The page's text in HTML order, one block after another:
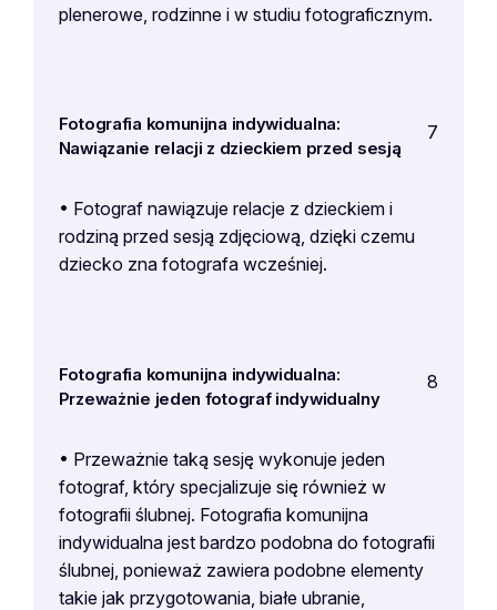
plenerowe, rodzinne i w studiu fotograficznym.
Fotografia komunijna indywidualna:
Nawiązanie relacji z dzieckiem przed sesją
7
• Fotograf nawiązuje relacje z dzieckiem i
rodziną przed sesją zdjęciową, dzięki czemu
dziecko zna fotografa wcześniej.
Fotografia komunijna indywidualna:
Przeważnie jeden fotograf indywidualny
8
• Przeważnie taką sesję wykonuje jeden
fotograf, który specjalizuje się również w
fotografii ślubnej. Fotografia komunijna
indywidualna jest bardzo podobna do fotografii
ślubnej, ponieważ zawiera podobne elementy
takie jak przygotowania, białe ubranie,